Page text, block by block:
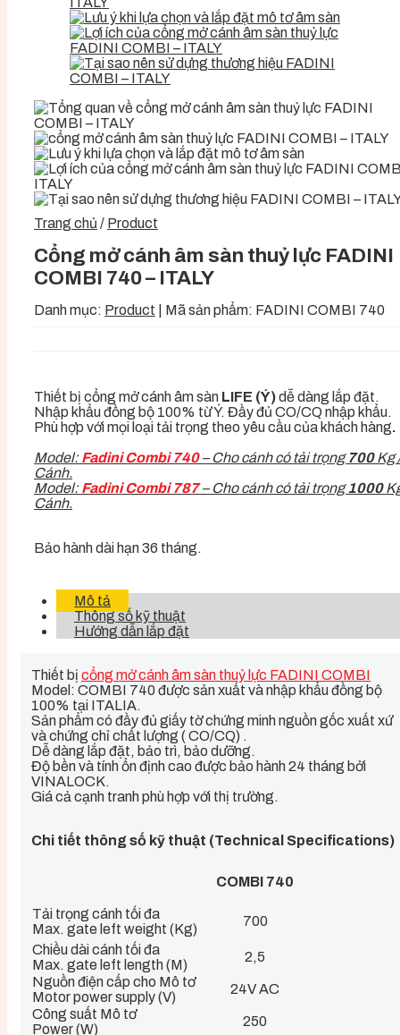
Trang chủ / Product
Cổng mở cánh âm sàn thuỷ lực FADINI
COMBI 740 – ITALY
Danh mục: Product Mã sản phẩm: FADINI COMBI 740
Thiết bị cổng mở cánh âm sàn LIFE (Ý)dễ dàng lắp đặt.
Nhập khẩu đồng bộ 100% từ Ý. Đầy đủ CO/CQ nhập khẩu.
Phù hợp với mọi loại tải trọng theo yêu cầu của khách hàng.
Model: Fadini Combi 740– Cho cánh có tải trọng700Kg
Cánh.
Model: Fadini Combi 787– Cho cánh có tải trọng1000
Cánh.
Bảo hành dài hạn 36 tháng.
Mô tả
Thông số kỹ thuật
Hướng dẫn lắp đặt
Thiết bị cổng mở cánh âm sàn thuỷ lực FADINI COMBI
Model: COMBI 740 được sản xuất và nhập khẩu đồng bộ
100% tại ITALIA.
Sản phẩm có đầy đủ giấy tờ chứng minh nguồn gốc xuất xứ
và chứng chỉ chất lượng ( CO/CQ) .
Dễ dàng lắp đặt, bảo trì, bảo dưỡng.
Độ bền và tính ổn định cao được bảo hành 24 tháng bởi
VINALOCK.
Giá cả cạnh tranh phù hợp với thị trường.
Chi tiết thông số kỹ thuật (Technical Specifications)
COMBI 740
Tải trọng cánh tối đa
Max. gate left weight (Kg)
700
Chiều dài cánh tối đa
Max. gate left length (M)
2,5
Nguồn điện cấp cho Mô tơ
Motor power supply (V)
24V AC
Công suất Mô tơ
Power (W)
250